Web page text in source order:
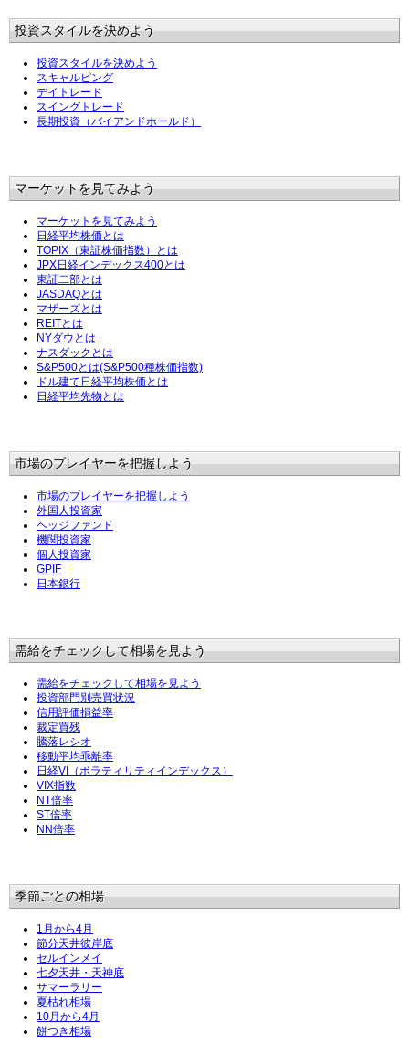
投資スタイルを決めよう
投資スタイルを決めよう
スキャルピング
デイトレード
スイングトレード
長期投資（バイアンドホールド）
マーケットを見てみよう
マーケットを見てみよう
日経平均株価とは
TOPIX（東証株価指数）とは
JPX日経インデックス400とは
東証二部とは
JASDAQとは
マザーズとは
REITとは
NYダウとは
ナスダックとは
S&P500とは(S&P500種株価指数)
ドル建て日経平均株価とは
日経平均先物とは
市場のプレイヤーを把握しよう
市場のプレイヤーを把握しよう
外国人投資家
ヘッジファンド
機関投資家
個人投資家
GPIF
日本銀行
需給をチェックして相場を見よう
需給をチェックして相場を見よう
投資部門別売買状況
信用評価損益率
裁定買残
騰落レシオ
移動平均乖離率
日経VI（ボラティリティインデックス）
VIX指数
NT倍率
ST倍率
NN倍率
季節ごとの相場
1月から4月
節分天井彼岸底
セルインメイ
七夕天井・天神底
サマーラリー
夏枯れ相場
10月から4月
餅つき相場